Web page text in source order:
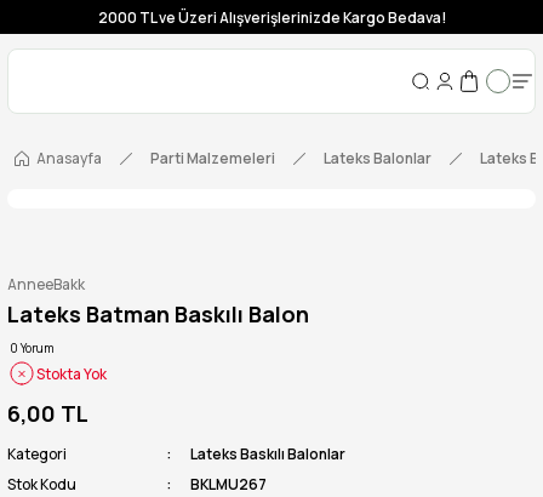
2000 TL ve Üzeri Alışverişlerinizde Kargo Bedava!
Anasayfa Parti Malzemeleri Lateks Balonlar Lateks
AnneeBakk
Lateks Batman Baskılı Balon
0 Yorum
Stokta Yok
6,00 TL
Kategori
Lateks Baskılı Balonlar
Stok Kodu
BKLMU267